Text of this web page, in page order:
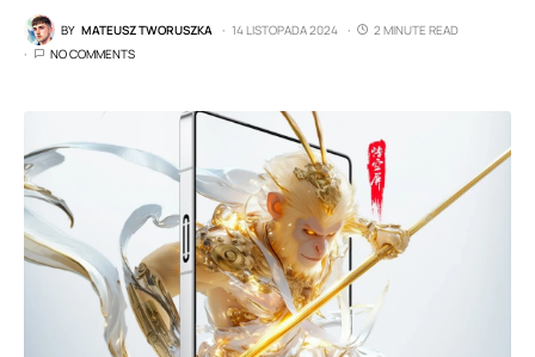
BY MATEUSZ TWORUSZKA 14 LISTOPADA 2024
2 MINUTE READ
NO COMMENTS